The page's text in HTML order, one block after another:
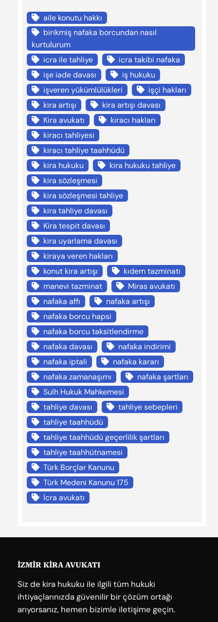
aile konutu hakkı
birikmiş nafaka borcundan nasıl
kurtulurum
icra ile tahliye
icra takibi nafaka
işe iade davası
iş hukuku
işveren yükümlülükleri
işçi hakları
kira artışı
kira artışı davası
Kira avukatı
kiracı hakları
kiracı tahliyesi
kiracı tahliye taahhüdü
kira hukuku
kira hukuku tahliye
kira sözleşmesi
kira sözleşmesi tahliye
kira tahliye davası
Kira tespit davası
kira uyarlama davası
kiraya veren hakları
konut kira artışı
kıdem tazminatı
manevi tazminat
Miras avukatı
nafaka affı
nafaka artışı
nafaka borcu hapsi
nafaka borcu taksitlendirme
nafaka davası
nafaka indirimi
nafaka iptali
nafaka kararı
nafaka zamanaşımı
nafaka şartları
Sulh Hukuk Mahkemesi
tahliye davası
tahliye sebepleri
tahliye taahhüdü
tahliye taahhüdü geçerlilik şartları
tahliye taahhütnamesi
Türk Borçlar Kanunu
Türk Medeni Kanunu 175
İcra avukatı
İZMİR KİRA AVUKATI
Siz de kira hukuku ile ilgili tüm hukuki
ihtiyaçlarınızda güvenilir bir çözüm ortağı
arıyorsanız, hemen bizimle iletişime geçin.